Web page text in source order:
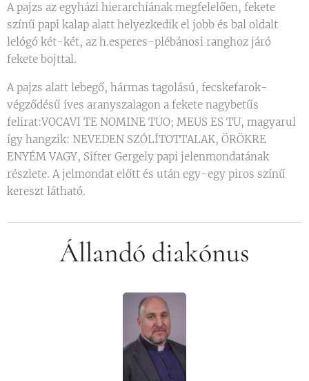
​A pajzs az egyházi hierarchiának megfelelően, fekete
színű papi kalap alatt helyezkedik el jobb és bal oldalt
lelógó két-két, az h.esperes-plébánosi ranghoz járó
fekete bojttal.
​A pajzs alatt lebegő, hármas tagolású, fecskefarok-
végződésű íves aranyszalagon a fekete nagybetűs
felirat:VOCAVI TE NOMINE TUO; MEUS ES TU, magyarul
így hangzik: NEVEDEN SZÓLÍTOTTALAK, ÖRÖKRE
ENYÉM VAGY, Sifter Gergely papi jelenmondatának
részlete. A jelmondat előtt és után egy-egy piros színű
kereszt látható.
Állandó diakónus